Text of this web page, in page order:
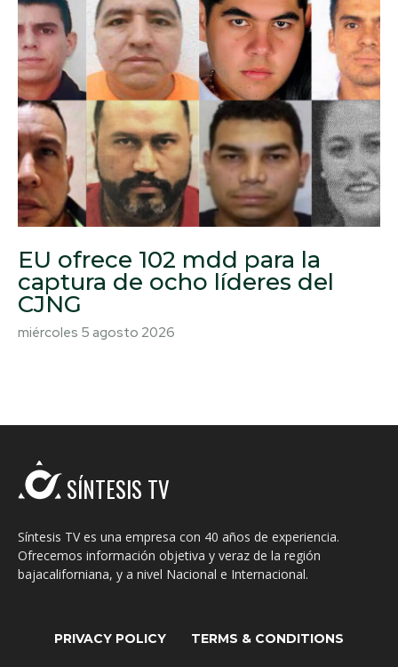
EU ofrece 102 mdd para la
captura de ocho líderes del
CJNG
miércoles 5 agosto 2026
SÍNTESIS TV
Síntesis TV es una empresa con 40 años de experiencia.
Ofrecemos información objetiva y veraz de la región
bajacaliforniana, y a nivel Nacional e Internacional.
PRIVACY POLICY TERMS & CONDITIONS